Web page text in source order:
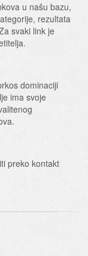
u našu bazu,
rezultata
svaki link je
dominaciji
ima svoje
preko kontakt